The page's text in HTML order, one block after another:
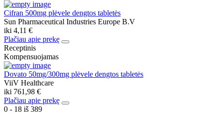
Cifran 500mg plėvele dengtos tabletės
Sun Pharmaceutical Industries Europe B.V
iki 4,11 €
Plačiau apie prekę
Receptinis
Kompensuojamas
Dovato 50mg/300mg plėvele dengtos tabletės
ViiV Healthcare
iki 761,98 €
Plačiau apie prekę
0 - 18 iš 389